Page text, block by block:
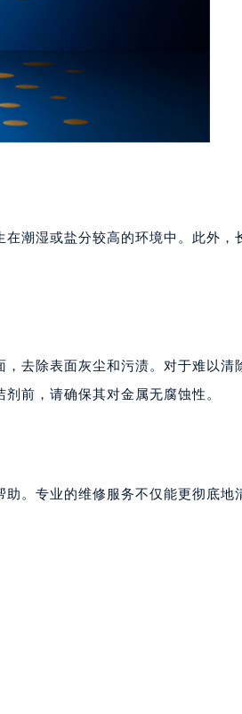
潮湿或盐分较高的环境中。此外，
去除表面灰尘和污渍。对于难以清
前，请确保其对金属无腐蚀性。
。专业的维修服务不仅能更彻底地